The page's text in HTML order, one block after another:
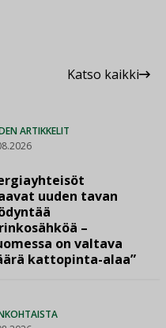
Katso kaikki
ARTIKKELIT
uuden tavan
–
on valtava
kattopinta-alaa”